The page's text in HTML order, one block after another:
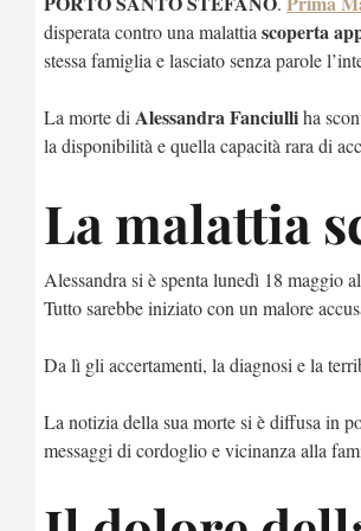
disperata contro una malattia scoperta
stessa famiglia e lasciato senza parole
La morte di Alessandra Fanciulliha
la disponibilità e quella capacità rara di
La malattia
Alessandra si è spenta lunedì 18 maggio
Tutto sarebbe iniziato con un malore
Da lì gli accertamenti, la diagnosi e la
La notizia della sua morte si è diffusa in
messaggi di cordoglio e vicinanza alla